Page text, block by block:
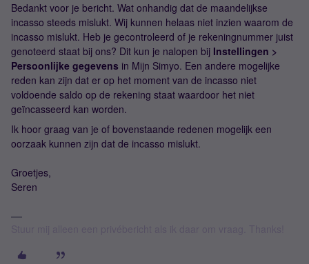
Bedankt voor je bericht. Wat onhandig dat de maandelijkse
incasso steeds mislukt. Wij kunnen helaas niet inzien waarom de
incasso mislukt. Heb je gecontroleerd of je rekeningnummer juist
genoteerd staat bij ons? Dit kun je nalopen bij Instellingen >
Persoonlijke gegevens in Mijn Simyo. Een andere mogelijke
reden kan zijn dat er op het moment van de incasso niet
voldoende saldo op de rekening staat waardoor het niet
geïncasseerd kan worden.
Ik hoor graag van je of bovenstaande redenen mogelijk een
oorzaak kunnen zijn dat de incasso mislukt.
Groetjes,
Seren